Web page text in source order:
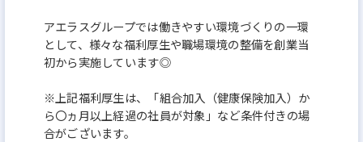
アエラスグループでは働きやすい環境づくりの一環
として、様々な福利厚生や職場環境の整備を創業当
初から実施しています◎
※上記福利厚生は、「組合加入（健康保険加入）か
ら〇ヵ月以上経過の社員が対象」など条件付きの場
合がございます。